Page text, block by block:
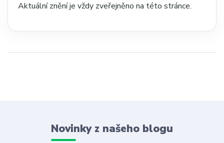
Aktuální znění je vždy zveřejněno na této stránce.
Novinky z našeho blogu